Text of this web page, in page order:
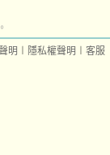
明 隱私權聲明 客服